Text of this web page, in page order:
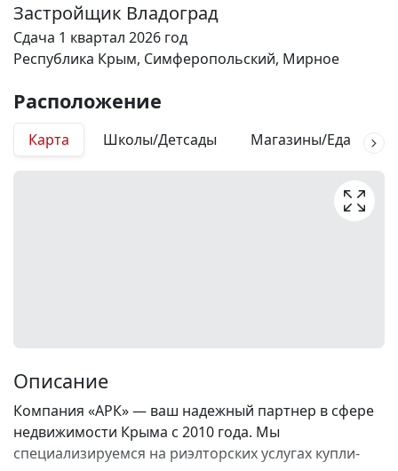
Застройщик Владоград
Сдача 1 квартал 2026 год
Республика Крым, Симферопольский, Мирное
Расположение
Карта Школы/Детсады Магазины/Еда
Описание
Компания «АРК» — ваш надежный партнер в сфере
недвижимости Крыма с 2010 года. Мы
специализируемся на риэлторских услугах купли-